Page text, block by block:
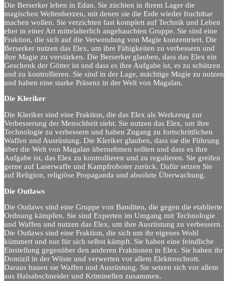
Die Berserker leben in Edan. Sie züchten in ihrem Lager die
magischen Weltenherzen, mit denen sie die Erde wieder fruchtbar
machen wollen. Sie verzichten fast komplett auf Technik und Leben
eher in einer Art mittelalterlich angehauchten Gruppe. Sie sind eine
Fraktion, die sich auf die Verwendung von Magie konzentriert. Die
Berserker nutzen das Elex, um ihre Fähigkeiten zu verbessern und
ihre Magie zu verstärken. Die Berserker glauben, dass das Elex ein
Geschenk der Götter ist und dass es ihre Aufgabe ist, es zu schützen
und zu kontrollieren. Sie sind in der Lage, mächtige Magie zu nutzen
und haben eine starke Präsenz in der Welt von Magalan.
Die Kleriker
Die Kleriker sind eine Fraktion, die das Elex als Werkzeug zur
Verbesserung der Menschheit sieht. Sie nutzen das Elex, um ihre
Technologie zu verbessern und haben Zugang zu fortschrittlichen
Waffen und Ausrüstung. Die Kleriker glauben, dass sie die Führung
über die Welt von Magalan übernehmen sollten und dass es ihre
Aufgabe ist, das Elex zu kontrollieren und zu regulieren. Sie greifen
gerne auf Laserwaffe und Kampfroboter zurück. Dafür setzen Sie
auf Religion, religiöse Propaganda und absolute Überwachung.
Die Outlaws
Die Outlaws sind eine Gruppe von Banditen, die gegen die etablierte
Ordnung kämpfen. Sie sind Experten im Umgang mit Technologie
und Waffen und nutzen das Elex, um ihre Ausrüstung zu verbessern.
Die Outlaws sind eine Fraktion, die sich um ihr eigenes Wohl
kümmert und nur für sich selbst kämpft. Sie haben eine feindliche
Einstellung gegenüber den anderen Fraktionen in Elex. Sie haben ihr
Domizil in der Wüste und verwerten vor allem Elektroschrott.
Daraus bauen sie Waffen und Ausrüstung. Sie setzen sich vor allem
aus Halsabschneider und Kriminellen zusammen.